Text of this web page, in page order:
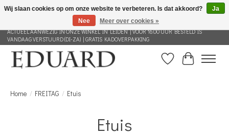
GRATIS VERZENDING NEDERLAND VANAF 100 EURO | ALLES IN DEZE WEBSHOP IS
ACTUEEL AANWEZIG IN ONZE WINKEL IN LEIDEN | VOOR 16.00 UUR BESTELD IS
VANDAAG VERSTUURD (DI-ZA) | GRATIS KADOVERPAKKING
Verlanglijst
Home / FREITAG / Etuis
Etuis
Wij slaan cookies op om onze website te verbeteren. Is dat akkoord?
Ja
Nee
Meer over cookies »